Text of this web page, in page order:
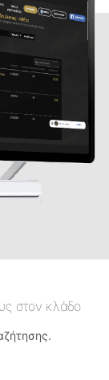
στον κλάδο